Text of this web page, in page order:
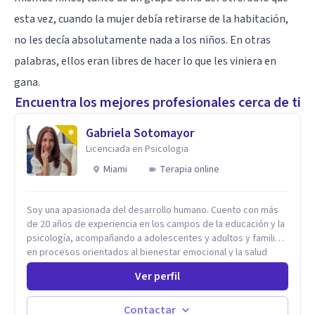
esta vez, cuando la mujer debía retirarse de la habitación,
no les decía absolutamente nada a los niños. En otras
palabras, ellos eran libres de hacer lo que les viniera en
gana.
Encuentra los mejores profesionales cerca de ti
Gabriela Sotomayor
Licenciada en Psicologia
Miami
Terapia online
Soy una apasionada del desarrollo humano. Cuento con más
de 20 años de experiencia en los campos de la educación y la
psicología, acompañando a adolescentes y adultos y familias
en procesos orientados al bienestar emocional y la salud
mental. Mi visión es contribuir, a través de mi trabajo, a que
las personas accedan a una vida más digna, plena y con
sentido. Considero que esto es posible cuando
desarrollamos una mayor conciencia de nuestro mundo
Ver perfil
Contactar